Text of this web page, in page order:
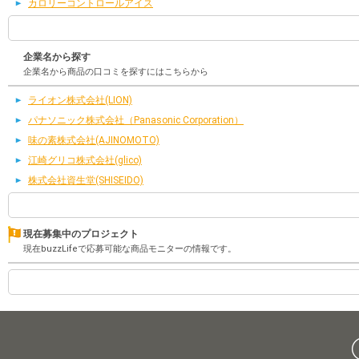
カロリーコントロールアイス
企業名から探す
企業名から商品の口コミを探すにはこちらから
ライオン株式会社(LION)
パナソニック株式会社（Panasonic Corporation）
味の素株式会社(AJINOMOTO)
江崎グリコ株式会社(glico)
株式会社資生堂(SHISEIDO)
現在募集中のプロジェクト
現在buzzLifeで応募可能な商品モニターの情報です。